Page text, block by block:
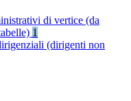
di vertice (da
1
(dirigenti non